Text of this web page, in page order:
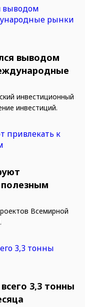
выводом
инвестиционный
инвестиций.
полезным
Всемирной
3,3 тонны